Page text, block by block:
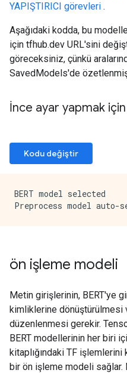
YAPIŞTIRICI görevleri .
Aşağıdaki kodda, bu
için tfhub.dev URL'sini
göreceksiniz, çünkü
SavedModels'de
İnce ayar yapmak
Kodu değiştir
BERT model selected
ön işleme modeli
Metin girişlerinin, BERT'ye
kimliklerine dönüştürülmesi
düzenlenmesi gerekir.
BERT modellerinin her biri
kitaplığındaki TF
bir ön işleme modeli